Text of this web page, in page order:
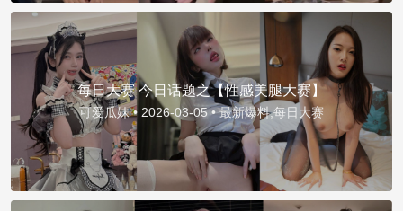
每日大赛 今日话题之【性感美腿大赛】
可爱瓜妹 • 2026-03-05 •最新爆料,每日大赛